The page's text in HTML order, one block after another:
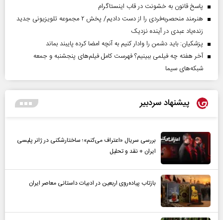
پاسخ قانون به خشونت در قاب اینستاگرام
هنرمند منحصر‌به‌فردی را از دست دادیم/ پخش ۲ مجموعه تلویزیونی جدید
زنده‌یاد عبدی در آینده نزدیک
پزشکیان: باید دشمن را وادار کنیم به آنچه امضا کرده پایبند بماند
آخر هفته چه فیلمی ببینیم؟ فهرست کامل فیلم‌های پنجشنبه و جمعه
شبکه‌های سیما
پیشنهاد سردبیر
بررسی سریال «اعتراف می‌کنم»؛ ساختارشکنی در ژانر پلیسی
ایران + نقد و تحلیل
بازتاب پیاده‌روی اربعین در ادبیات داستانی معاصر ایران